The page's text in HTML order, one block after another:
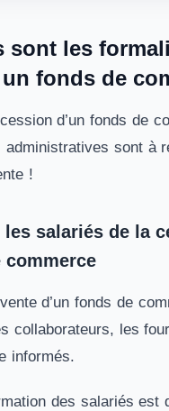
sont les
fonds de
d’un fonds de
administratives sont à
!
salariés de la
commerce
d’un fonds de
collaborateurs, les
informés.
des salariés est